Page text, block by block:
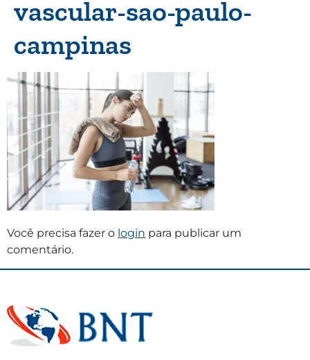
vascular-sao-paulo-
campinas
Você precisa fazer o login para publicar um
comentário.